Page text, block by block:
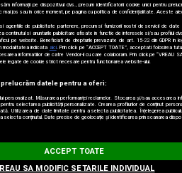
Play
informații pe dispozitivul dvs., precum identificatorii cookie unici pentru
jos sau în orice moment, pe pagina cu politica de confidențialitate. Aceste
agentiile de publicitate partenere, precum si furnizorii nostri de servicii de
continutul si anunturile publicitare afisate in functie de interesele si/sau profilul
pe website. Beneficiati de drepturile prevazute de art. 15-22 din GDPR in
modalitatea indicata aici. Prin click pe “ACCEPT TOATE”, acceptati folosirea
informatiilor de catre Vendor-ii cu care colaboram. Prin click pe “VREAU
legate de cookie strict necesare pentru functionarea website-ului.
datele pentru a oferi:
personalizat. Măsurarea performanței reclamelor. Stocarea și/sau accesarea
selectarea publicității personalizate. Crearea profilurilor de conținut
Utilizarea de date limitate pentru a selecta publicitatea. Înțelegerea
conținutul. Date precise de geolocație și identificarea prin scanarea
ACCEPT TOATE
SA MODIFIC SETARILE INDIVIDUAL